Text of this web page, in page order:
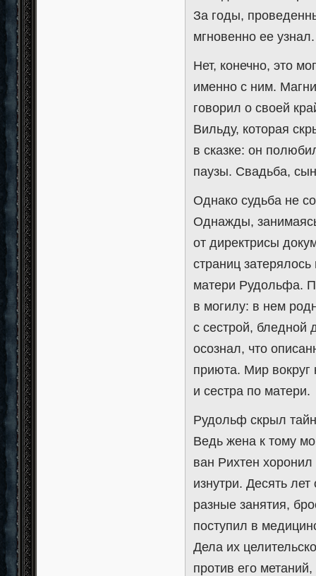
За годы,
мгновенно ее узнал.
Нет, конечно, это
именно с ним.
говорил о своей
Вильду, которая
в сказке: он
паузы. Свадьба,
Однако судьба не
Однажды,
от директрисы
страниц
матери Рудольфа.
в могилу: в нем
с сестрой, бледной
осознал, что
приюта. Мир вокруг
и сестра по матери.
Рудольф скрыл
Ведь жена к тому
ван Рихтен
изнутри. Десять
разные занятия,
поступил в
Дела их
против его